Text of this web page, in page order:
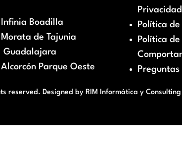
Infinia Boadilla
Morata de Tajunia
Guadalajara
Parque Oeste
Privacidad
Política
Política
Preguntas
reserved. Designed by RIM Informática y Consulting